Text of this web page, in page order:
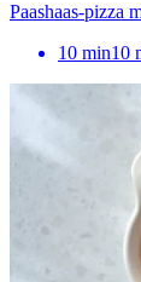
Paashaas-pizza
10 min10